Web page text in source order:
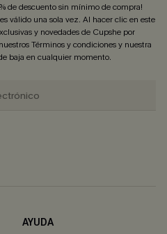
de descuento sin mínimo de compra!
válido una sola vez. Al hacer clic en este
y novedades de Cupshe por
Términos y condicionesy nuestra
baja en cualquier momento.
AYUDA